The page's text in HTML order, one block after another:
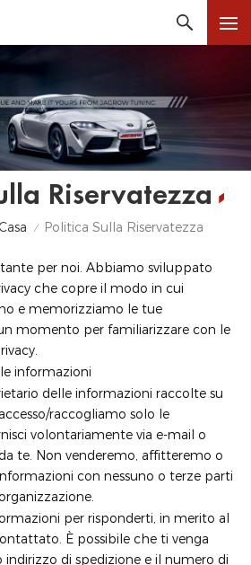
Riservatezza
/ Politica Sulla Riservatezza
per noi. Abbiamo sviluppato
che copre il modo in cui
e memorizziamo le tue
momento per familiarizzare con le
informazioni
delle informazioni raccolte su
raccogliamo solo le
volontariamente via e-mail o
te. Non venderemo, affitteremo o
con nessuno o terze parti
per risponderti, in merito al
È possibile che ti venga
di spedizione e il numero di